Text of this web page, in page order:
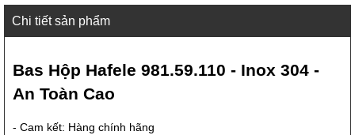
Chi tiết sản phẩm
Bas Hộp Hafele 981.59.110 - Inox 304 -
An Toàn Cao
- Cam kết: Hàng chính hãng